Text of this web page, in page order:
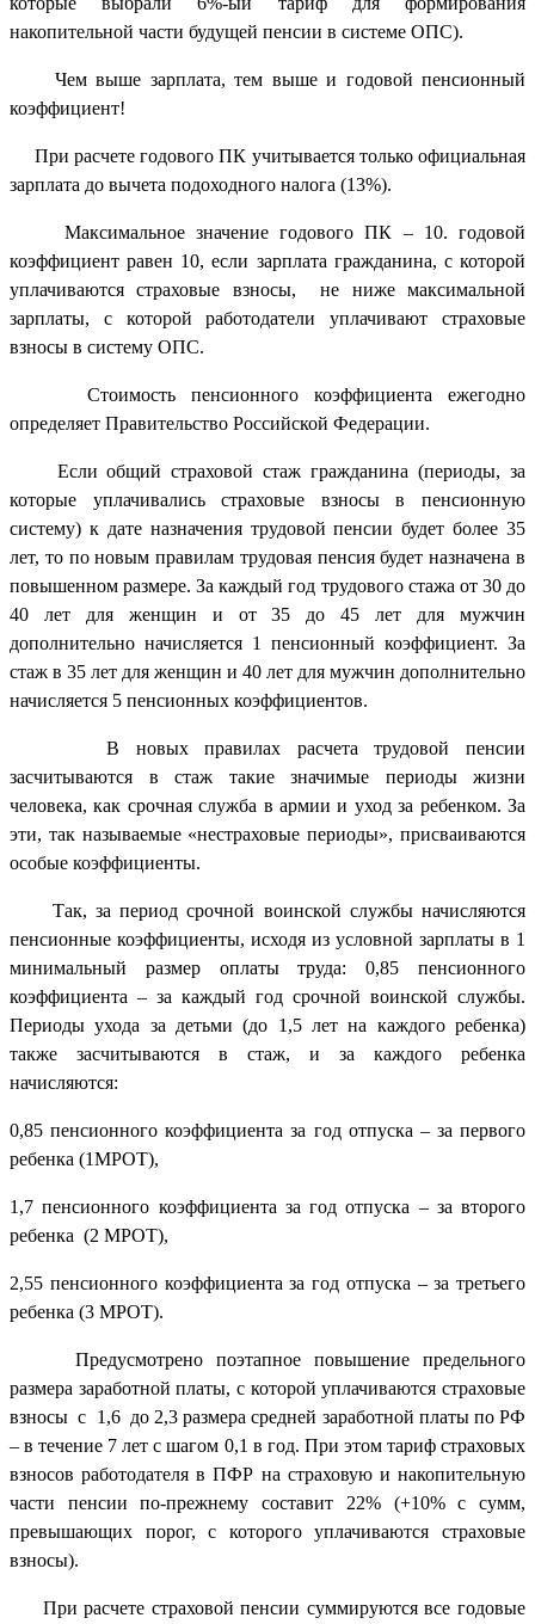
накопительной части будущей пенсии в системе ОПС).
Чем выше зарплата, тем выше и годовой пенсионный
коэффициент!
При расчете годового ПК учитывается только официальная
зарплата до вычета подоходного налога (13%).
Максимальное значение годового ПК – 10. годовой
коэффициент равен 10, если зарплата гражданина, с которой
уплачиваются страховые взносы, не ниже максимальной
зарплаты, с которой работодатели уплачивают страховые
взносы в систему ОПС.
Стоимость пенсионного коэффициента ежегодно
определяет Правительство Российской Федерации.
Если общий страховой стаж гражданина (периоды, за
которые уплачивались страховые взносы в пенсионную
систему) к дате назначения трудовой пенсии будет более 35
лет, то по новым правилам трудовая пенсия будет назначена в
повышенном размере. За каждый год трудового стажа от 30 до
40 лет для женщин и от 35 до 45 лет для мужчин
дополнительно начисляется 1 пенсионный коэффициент. За
стаж в 35 лет для женщин и 40 лет для мужчин дополнительно
начисляется 5 пенсионных коэффициентов.
В новых правилах расчета трудовой пенсии
засчитываются в стаж такие значимые периоды жизни
человека, как срочная служба в армии и уход за ребенком. За
эти, так называемые «нестраховые периоды», присваиваются
особые коэффициенты.
Так, за период срочной воинской службы начисляются
пенсионные коэффициенты, исходя из условной зарплаты в 1
минимальный размер оплаты труда: 0,85 пенсионного
коэффициента – за каждый год срочной воинской службы.
Периоды ухода за детьми (до 1,5 лет на каждого ребенка)
также засчитываются в стаж, и за каждого ребенка
начисляются:
0,85 пенсионного коэффициента за год отпуска – за первого
ребенка (1МРОТ),
1,7 пенсионного коэффициента за год отпуска – за второго
ребенка (2 МРОТ),
2,55 пенсионного коэффициента за год отпуска – за третьего
ребенка (3 МРОТ).
Предусмотрено поэтапное повышение предельного
размера заработной платы, с которой уплачиваются страховые
взносы с 1,6 до 2,3 размера средней заработной платы по РФ
– в течение 7 лет с шагом 0,1 в год. При этом тариф страховых
взносов работодателя в ПФР на страховую и накопительную
части пенсии по-прежнему составит 22% (+10% с сумм,
превышающих порог, с которого уплачиваются страховые
взносы).
При расчете страховой пенсии суммируются все годовые